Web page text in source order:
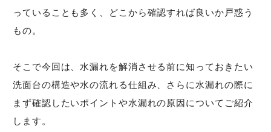
洗面所
洗濯機
トラブル事例
っていることも多く、どこから確認すれば良いか戸惑う
もの。
そこで今回は、水漏れを解消させる前に知っておきたい
洗面台の構造や水の流れる仕組み、さらに水漏れの際に
まず確認したいポイントや水漏れの原因についてご紹介
します。